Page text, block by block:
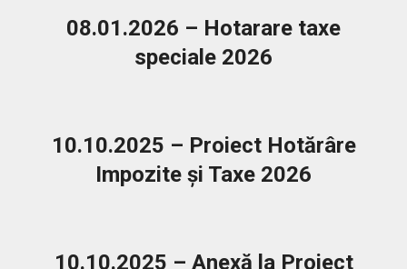
08.01.2026 – Hotarare taxe
speciale 2026
10.10.2025 – Proiect Hotărâre
Impozite și Taxe 2026
10.10.2025 – Anexă la Proiect